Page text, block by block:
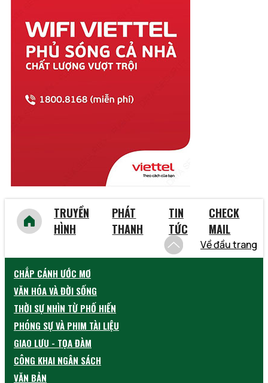
Thừa Thiên Huế
Tiền Giang
Trà Vinh
Tuyên Quang
Vĩnh Phúc
Vũng Tàu
TRUYỀN
HÌNH
PHÁT
THANH
TIN
TỨC
CHECK
MAIL
Về đầu trang
CHẮP CÁNH ƯỚC MƠ
VĂN HÓA VÀ ĐỜI SỐNG
THỜI SỰ NHÌN TỪ PHỐ HIẾN
PHÓNG SỰ VÀ PHIM TÀI LIỆU
GIAO LƯU - TỌA ĐÀM
CÔNG KHAI NGÂN SÁCH
VĂN BẢN